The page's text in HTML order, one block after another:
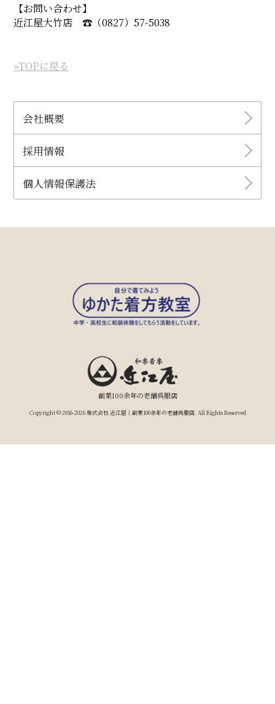
【お問い合わせ】
近江屋大竹店 ☎︎（0827）57-5038
»TOPに戻る
会社概要
採用情報
個人情報保護法
創業100余年の老舗呉服店
Copyright © 2016-2026 株式会社 近江屋｜創業100余年の老舗呉服店. All Rights Reserved